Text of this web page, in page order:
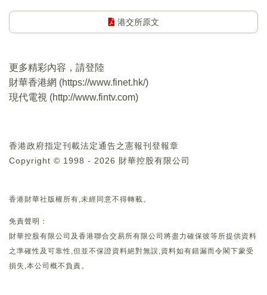
港交所原文
更多精彩內容，請登陸
財華香港網 (https://www.finet.hk/)
現代電視 (http://www.fintv.com)
香港政府指定刊載法定通告之憲報刊登報章
Copyright © 1998 - 2026 財華控股有限公司
香港財華社版權所有,未經同意不得轉載。
免責聲明：
財華控股有限公司及香港聯合交易所有限公司將盡力確保彼等所提供資料
之準確性及可靠性,但並不保證資料絕對無誤,資料如有錯漏而令閣下蒙受
損失,本公司概不負責。